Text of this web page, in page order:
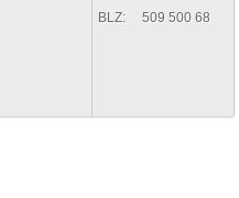
BLZ: 509 500 68